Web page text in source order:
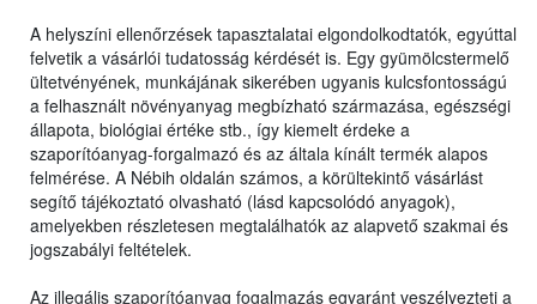
A helyszíni ellenőrzések tapasztalatai elgondolkodtatók, egyúttal
felvetik a vásárlói tudatosság kérdését is. Egy gyümölcstermelő
ültetvényének, munkájának sikerében ugyanis kulcsfontosságú
a felhasznált növényanyag megbízható származása, egészségi
állapota, biológiai értéke stb., így kiemelt érdeke a
szaporítóanyag-forgalmazó és az általa kínált termék alapos
felmérése. A Nébih oldalán számos, a körültekintő vásárlást
segítő tájékoztató olvasható (lásd kapcsolódó anyagok),
amelyekben részletesen megtalálhatók az alapvető szakmai és
jogszabályi feltételek.
Az illegális szaporítóanyag fogalmazás egyaránt veszélyezteti a